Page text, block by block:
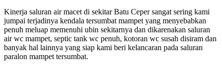
Kinerja saluran air macet di sekitar Batu Ceper sangat sering kami
jumpai terjadinya kendala tersumbat mampet yang menyebabkan
penuh meluap memenuhi ubin sekitarnya dan dikarenakan saluran
air wc mampet, septic tank wc penuh, kotoran wc susah disiram dan
banyak hal lainnya yang siap kami beri kelancaran pada saluran
paralon mampet tersumbat.